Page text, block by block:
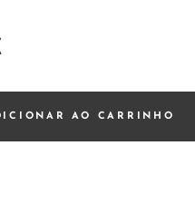
AO CARRINHO